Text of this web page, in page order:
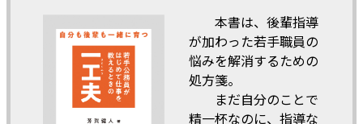
本書は、後輩指導
が加わった若手職員の
悩みを解消するための
処方箋。
まだ自分のことで
精一杯なのに、指導な